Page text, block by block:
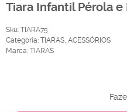
Tiara Infantil Pérola e
Sku: TIARA75
Categoria: TIARAS, ACESSÓRIOS
Marca: TIARAS